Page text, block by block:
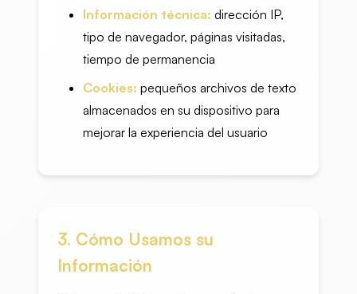
Información técnica: dirección IP,
tipo de navegador, páginas visitadas,
tiempo de permanencia
Cookies: pequeños archivos de texto
almacenados en su dispositivo para
mejorar la experiencia del usuario
3. Cómo Usamos su
Información